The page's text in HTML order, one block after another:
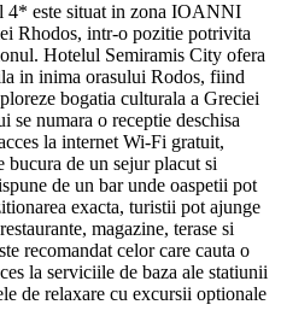
4* este situat in zona IOANNI
Rhodos, intr-o pozitie potrivita
Hotelul Semiramis City ofera
in inima orasului Rodos, fiind
bogatia culturala a Greciei
numara o receptie deschisa
la internet Wi-Fi gratuit,
bucura de un sejur placut si
de un bar unde oaspetii pot
exacta, turistii pot ajunge
magazine, terase si
recomandat celor care cauta o
la serviciile de baza ale statiunii
de relaxare cu excursii optionale